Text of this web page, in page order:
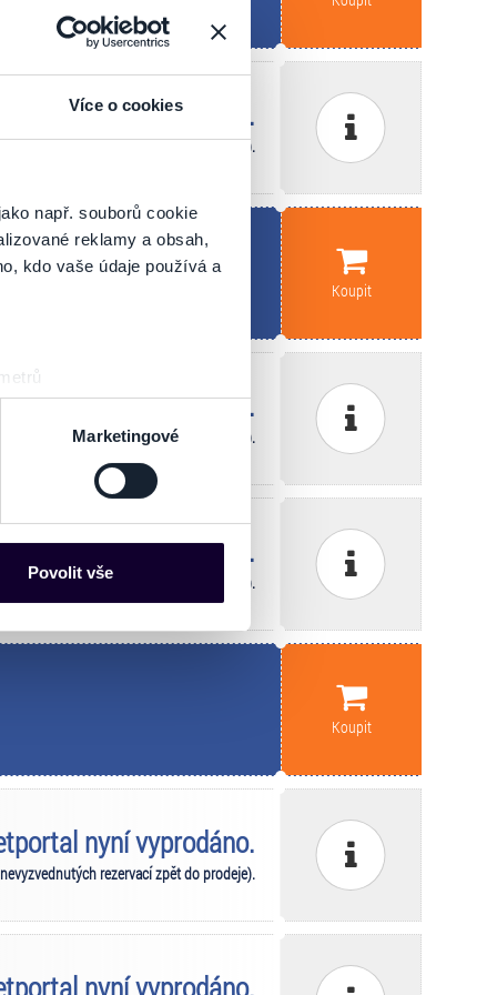
Více o cookies
např. souborů cookie
reklamy a obsah,
kdo vaše údaje používá a
prstu)
. Svůj souhlas
mohou představovat
obsahu a reklam.
varianty. Svoji volbu
Marketingové
Povolit vše
nyní vyprodáno.
rezervací zpět do prodeje).
Koupit
nyní vyprodáno.
rezervací zpět do prodeje).
nyní vyprodáno.
rezervací zpět do prodeje).
Koupit
nyní vyprodáno.
rezervací zpět do prodeje).
nyní vyprodáno.